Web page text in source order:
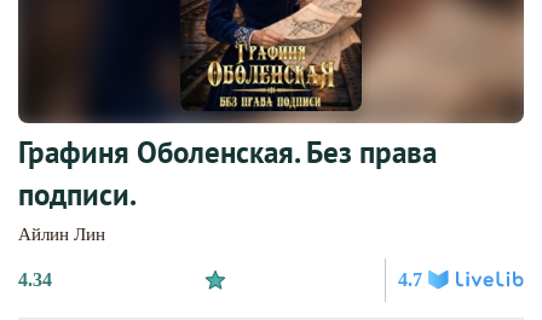
Графиня Оболенская. Без права
подписи.
Айлин Лин
4.34 4.7